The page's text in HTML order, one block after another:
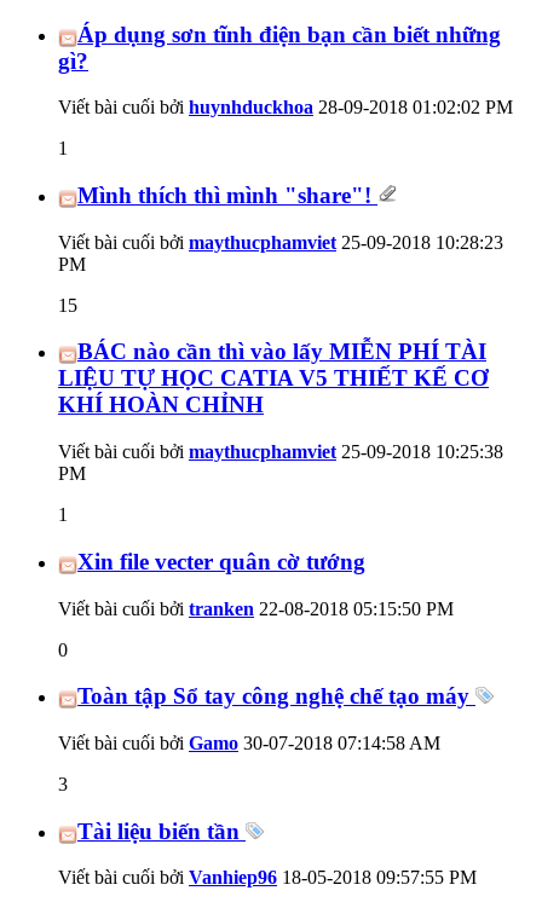
Áp dụng sơn tĩnh điện bạn cần biết những
gì?
Viết bài cuối bởi huynhduckhoa 28-09-2018 01:02:02 PM
1
Mình thích thì mình "share"!
Viết bài cuối bởi maythucphamviet 25-09-2018 10:28:23
PM
15
BÁC nào cần thì vào lấy MIỄN PHÍ TÀI
LIỆU TỰ HỌC CATIA V5 THIẾT KẾ CƠ
KHÍ HOÀN CHỈNH
Viết bài cuối bởi maythucphamviet 25-09-2018 10:25:38
PM
1
Xin file vecter quân cờ tướng
Viết bài cuối bởi tranken 22-08-2018 05:15:50 PM
0
Toàn tập Sổ tay công nghệ chế tạo máy
Viết bài cuối bởi Gamo 30-07-2018 07:14:58 AM
3
Tài liệu biến tần
Viết bài cuối bởi Vanhiep96 18-05-2018 09:57:55 PM